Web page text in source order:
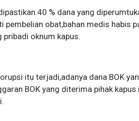
% dana yang
pembelian obat,bahan medis habis
pribadi oknum kapus.
itu terjadi,adanya dana BOK
BOK yang diterima pihak